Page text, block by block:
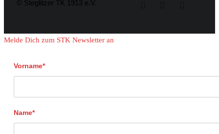
© Steglitzer TK 1913 e.V.
Melde Dich zum STK Newsletter an
Vorname*
Name*